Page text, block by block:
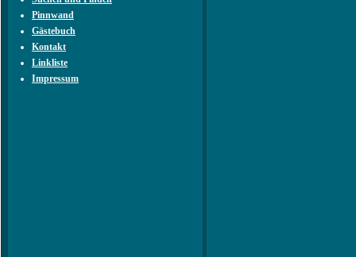
Pinnwand
Gästebuch
Kontakt
Linkliste
Impressum